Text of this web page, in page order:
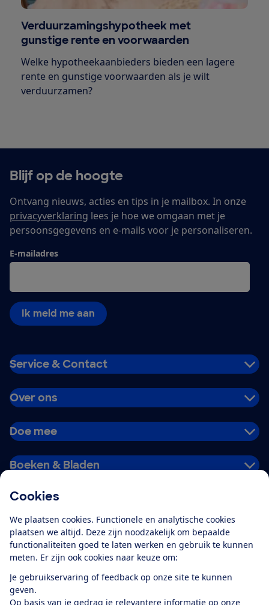
Cookies
We plaatsen cookies. Functionele en analytische cookies
plaatsen we altijd. Deze zijn noodzakelijk om bepaalde
functionaliteiten goed te laten werken en gebruik te kunnen
meten. Er zijn ook cookies naar keuze om:
Je gebruikservaring of feedback op onze site te kunnen
geven.
Op basis van je gedrag je relevantere informatie op onze
Verduurzamingshypotheek met
gunstige rente en voorwaarden
Welke hypotheekaanbieders bieden een lagere
rente en gunstige voorwaarden als je wilt
verduurzamen?
Blijf op de hoogte
Ontvang nieuws, acties en tips in je mailbox. In onze
privacyverklaring lees je hoe we omgaan met je
persoonsgegevens en e-mails voor je personaliseren.
E-mailadres
Ik meld me aan
Service & Contact
Over ons
Doe mee
Boeken & Bladen
Alles over de
app